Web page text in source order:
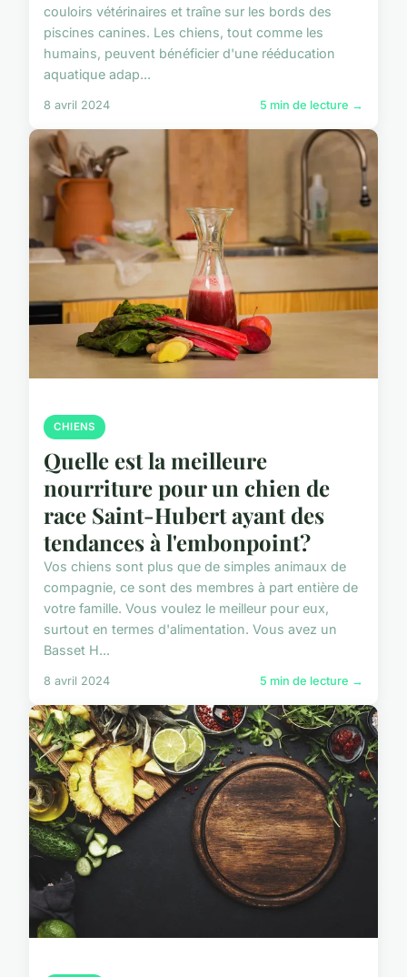
couloirs vétérinaires et traîne sur les bords des
piscines canines. Les chiens, tout comme les
humains, peuvent bénéficier d'une rééducation
aquatique adap...
8 avril 2024 5 min de lecture →
CHIENS
Quelle est la meilleure
nourriture pour un chien de
race Saint-Hubert ayant des
tendances à l'embonpoint?
Vos chiens sont plus que de simples animaux de
compagnie, ce sont des membres à part entière de
votre famille. Vous voulez le meilleur pour eux,
surtout en termes d'alimentation. Vous avez un
Basset H...
8 avril 2024 5 min de lecture →